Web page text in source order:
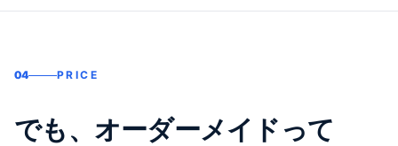
04 PRICE
でも、オーダーメイドって